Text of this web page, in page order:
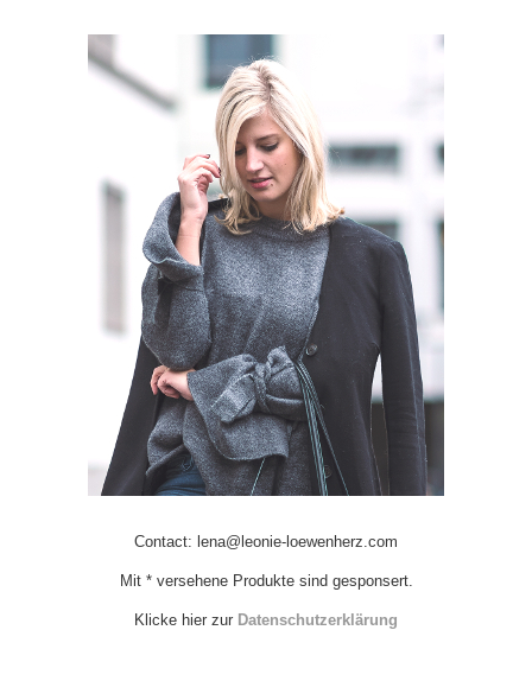
Contact: lena@leonie-loewenherz.com
Mit * versehene Produkte sind gesponsert.
Klicke hier zur Datenschutzerklärung